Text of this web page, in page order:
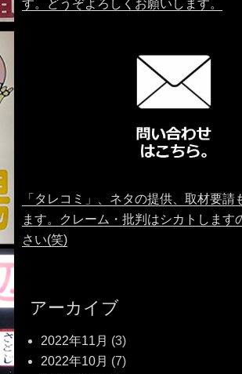
す。どうぞよろしくお願いします。
「タレコミ」、ネタの提供、取材要請
ます。クレーム・批判はシカトします
さい(笑)
アーカイブ
2022年11月 (3)
2022年10月 (7)